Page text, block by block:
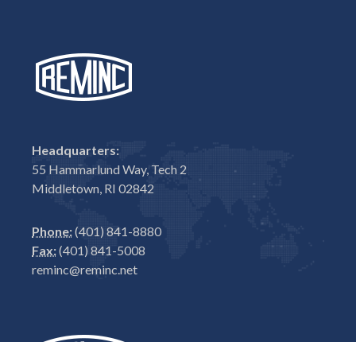
Headquarters:
55 Hammarlund Way, Tech 2
Middletown, RI 02842
Phone:(401) 841-8880
Fax:(401) 841-5008
reminc@reminc.net